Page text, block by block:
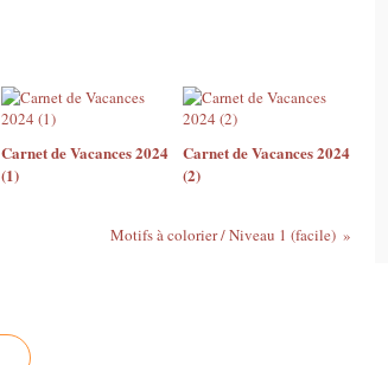
Carnet de Vacances 2024
(1)
Carnet de Vacances 2024
(2)
Motifs à colorier / Niveau 1 (facile)